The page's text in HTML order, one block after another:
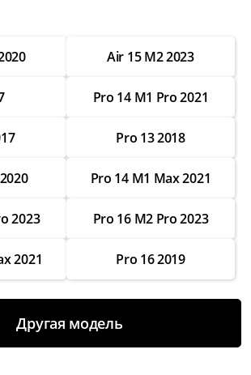
системы
Air 15 M2 2023
Pro 14 M1 Pro 2021
Pro 13 2018
Pro 14 M1 Max 2021
2023 Pro 16 M2 Pro 2023
2021 Pro 16 2019
Другая модель